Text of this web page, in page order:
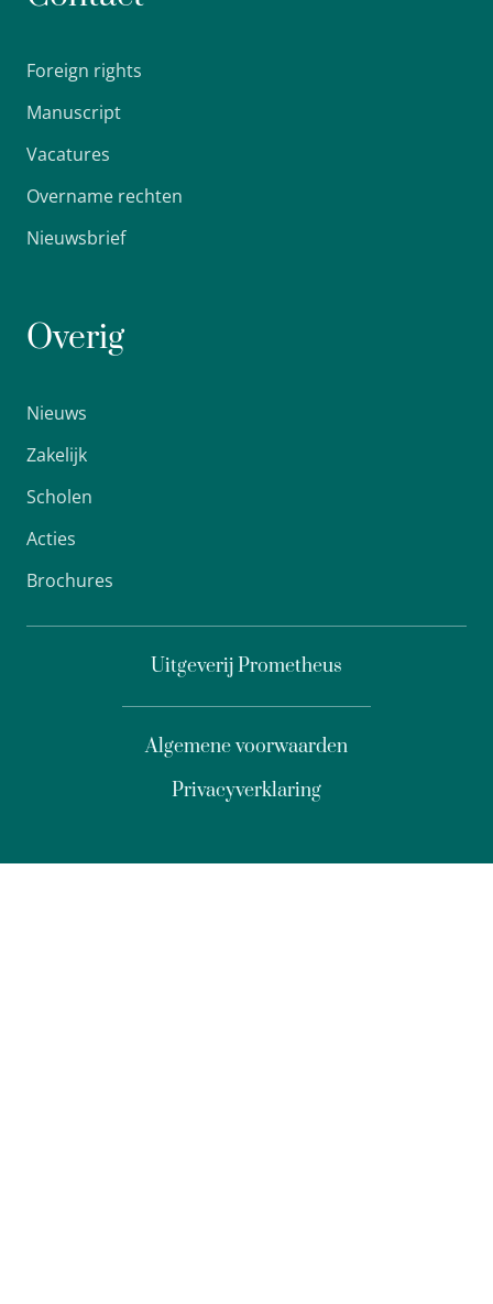
Foreign rights
Manuscript
Vacatures
Overname rechten
Nieuwsbrief
Overig
Nieuws
Zakelijk
Scholen
Acties
Brochures
Uitgeverij Prometheus
Privacyverklaring
Algemene voorwaarden